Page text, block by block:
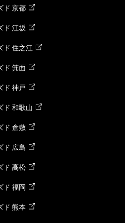
ド 京都
ド 江坂
ド 住之江
ド 箕面
ド 神戸
ド 和歌山
ド 倉敷
ド 広島
ド 高松
ド 福岡
ド 熊本